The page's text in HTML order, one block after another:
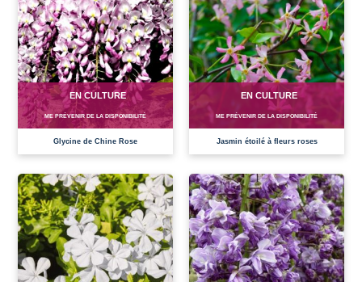
EN CULTURE
ME PRÉVENIR DE LA DISPONIBILITÉ
Glycine de Chine Rose
EN CULTURE
ME PRÉVENIR DE LA DISPONIBILITÉ
Jasmin étoilé à fleurs roses